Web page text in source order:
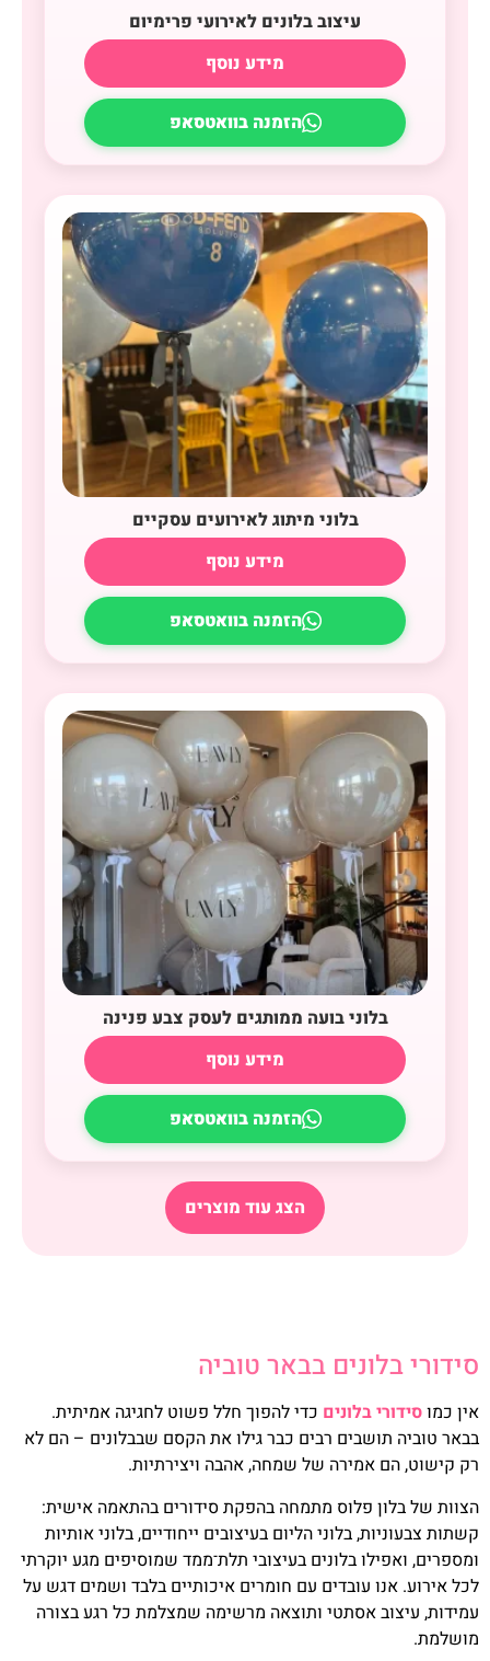
עיצוב בלונים לאירועי פרימיום
מידע נוסף
הזמנה בוואטסאפ
בלוני מיתוג לאירועים עסקיים
מידע נוסף
הזמנה בוואטסאפ
בלוני בועה ממותגים לעסק צבע פנינה
מידע נוסף
הזמנה בוואטסאפ
הצג עוד מוצרים
סידורי בלונים בבאר טוביה
אין כמוסידורי בלונים כדי להפוך חלל פשוט לחגיגה אמיתית.
בבאר טוביה תושבים רבים כבר גילו את הקסם שבבלונים – הם לא
רק קישוט, הם אמירה של שמחה, אהבה ויצירתיות.
הצוות של בלון פלוס מתמחה בהפקת סידורים בהתאמה אישית:
קשתות צבעוניות, בלוני הליום בעיצובים ייחודיים, בלוני אותיות
ומספרים, ואפילו בלונים בעיצובי תלת־ממד שמוסיפים מגע יוקרתי
לכל אירוע. אנו עובדים עם חומרים איכותיים בלבד ושמים דגש על
עמידות, עיצוב אסתטי ותוצאה מרשימה שמצלמת כל רגע בצורה
מושלמת.